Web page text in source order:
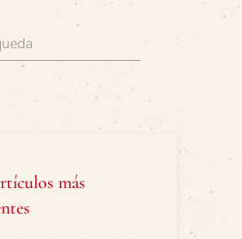
más